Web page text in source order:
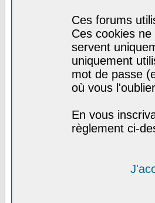
Ces forums
Ces cookies
servent
uniquement
mot de passe
où vous
En vous
règlement ci-